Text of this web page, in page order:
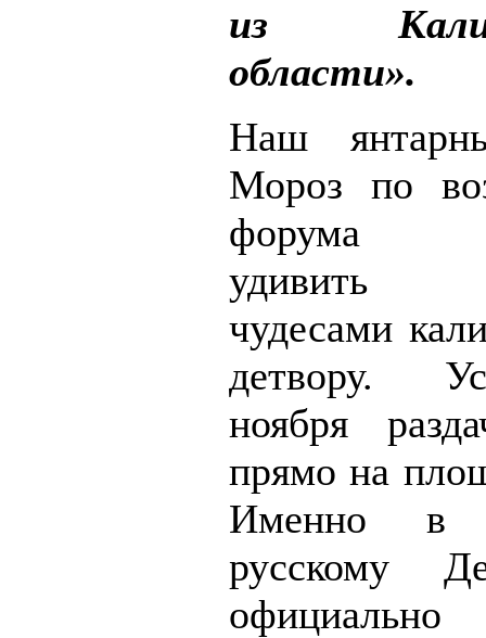
из
области».
Наш
Мороз по
форума
удивить
чудесами
детвору.
ноября
прямо на
Именно в
русскому
официально